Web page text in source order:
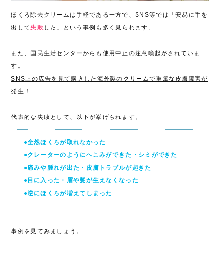
ほくろ除去クリームは手軽である一方で、SNS等では「安易に手を
出して失敗 した」という事例も多く見られます。
また、国民生活センターからも使用中止の注意喚起がされていま
す。
SNS上の広告を見て購入した海外製のクリームで重篤な皮膚障害が
発生！
代表的な失敗として、以下が挙げられます。
●全然ほくろが取れなかった
●クレーターのようにへこみができた・シミができた
●痛みや腫れが出た・皮膚トラブルが起きた
●目に入った・眉や髪が生えなくなった
●逆にほくろが増えてしまった
事例を見てみましょう。